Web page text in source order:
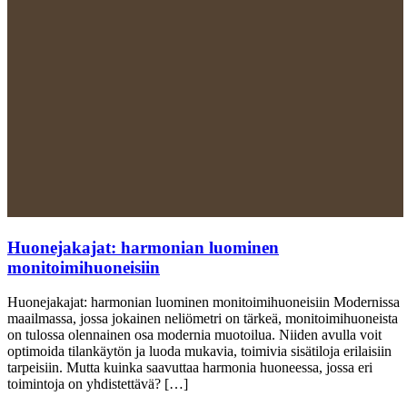
Huonejakajat: harmonian luominen
monitoimihuoneisiin
Huonejakajat: harmonian luominen monitoimihuoneisiin Modernissa
maailmassa, jossa jokainen neliömetri on tärkeä, monitoimihuoneista
on tulossa olennainen osa modernia muotoilua. Niiden avulla voit
optimoida tilankäytön ja luoda mukavia, toimivia sisätiloja erilaisiin
tarpeisiin. Mutta kuinka saavuttaa harmonia huoneessa, jossa eri
toimintoja on yhdistettävä? […]